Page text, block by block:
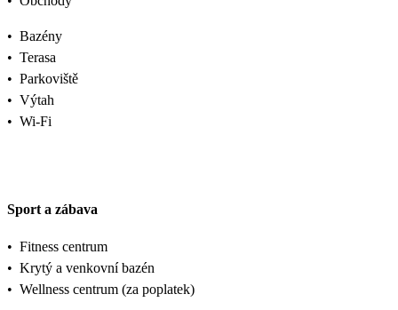
• Bazény
• Terasa
• Parkoviště
• Výtah
• Wi-Fi
Sport a zábava
• Fitness centrum
• Krytý a venkovní bazén
• Wellness centrum (za poplatek)